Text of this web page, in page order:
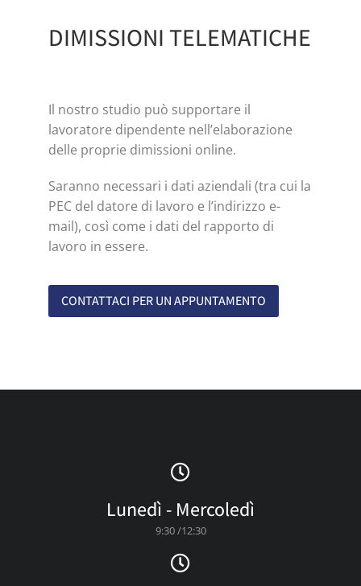
DIMISSIONI TELEMATICHE
Il nostro studio può supportare il
lavoratore dipendente nell’elaborazione
delle proprie dimissioni online.
Saranno necessari i dati aziendali (tra cui la
PEC del datore di lavoro e l’indirizzo e-
mail), così come i dati del rapporto di
lavoro in essere.
CONTATTACI PER UN APPUNTAMENTO
Lunedì - Mercoledì
9:30 /12:30